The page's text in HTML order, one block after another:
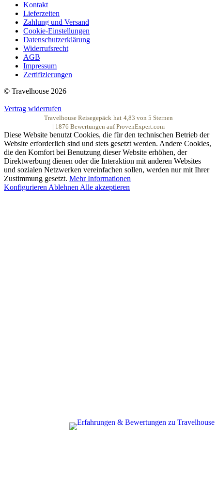
Kontakt
Lieferzeiten
Zahlung und Versand
Cookie-Einstellungen
Datenschutzerklärung
Widerrufsrecht
AGB
Impressum
Zertifizierungen
© Travelhouse 2026
Vertrag widerrufen
Travelhouse Reisegepäck hat 4,83 von 5 Sternen
1876 Bewertungen auf ProvenExpert.com
Diese Website benutzt Cookies, die für den technischen Betrieb der
Website erforderlich sind und stets gesetzt werden. Andere Cookies,
die den Komfort bei Benutzung dieser Website erhöhen, der
Direktwerbung dienen oder die Interaktion mit anderen Websites
und sozialen Netzwerken vereinfachen sollen, werden nur mit Ihrer
Zustimmung gesetzt. Mehr Informationen
Konfigurieren Ablehnen Alle akzeptieren